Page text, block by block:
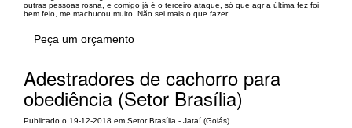
outras pessoas rosna, e comigo já é o terceiro ataque, só que agr a última fez foi
bem feio, me machucou muito. Não sei mais o que fazer
Peça um orçamento
Adestradores de cachorro para
obediência (Setor Brasília)
Publicado o 19-12-2018 em Setor Brasília - Jataí (Goiás)